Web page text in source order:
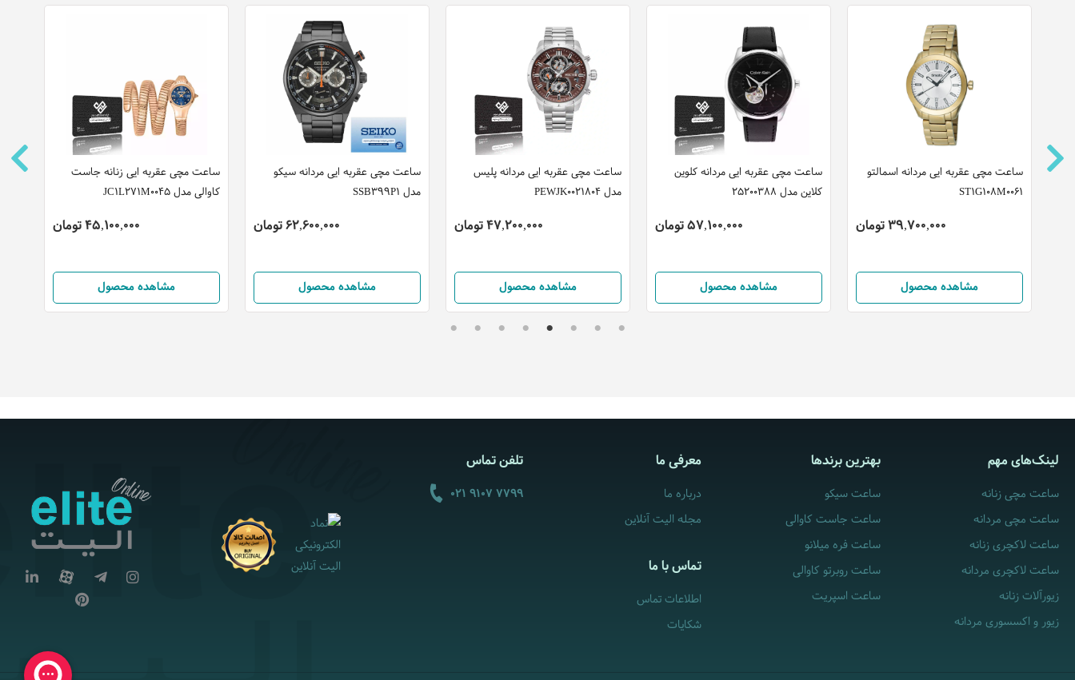
ساعت مچی عقربه ایی زنانه جاست
کاوالی مدل JC1L271M0045
45,100,000 تومان
مشاهده محصول
ساعت مچی عقربه ایی مردانه سیکو
مدل SSB399P1
62,600,000 تومان
مشاهده محصول
ساعت مچی عقربه ایی مردانه پلیس
مدل PEWJK0021804
47,200,000 تومان
مشاهده محصول
ساعت مچی عقربه ایی مردانه کلوین
کلاین مدل 25200388
57,100,000 تومان
مشاهده محصول
ساعت مچی عقربه ایی مردانه اسمالتو
ST1G108M0061
39,700,000 تومان
مشاهده محصول
لینک‌های مهم
ساعت مچی زنانه
ساعت مچی مردانه
ساعت لاکچری زنانه
ساعت لاکچری مردانه
زیورآلات زنانه
زیور و اکسسوری مردانه
بهترین برندها
ساعت سیکو
ساعت جاست کاوالی
ساعت فره میلانو
ساعت روبرتو کاوالی
ساعت اسپریت
معرفی ما
درباره ما
مجله الیت آنلاین
تماس با ما
اطلاعات تماس
شکایات
تلفن تماس
021 9107 7799